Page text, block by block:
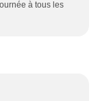
à tous les